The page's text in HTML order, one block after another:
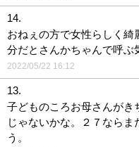
14.
おねぇの方で女性らしく綺
分だとさんかちゃんで呼ぶ
2022/05/22 16:12
13.
子どものころお母さんがき
じゃないかな。２７なら
う。